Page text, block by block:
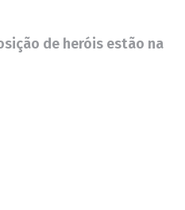
de heróis estão na